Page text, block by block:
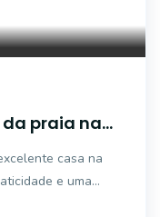
praia na
casa na
e uma